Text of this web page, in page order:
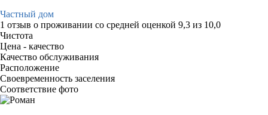
Частный дом
1 отзыв о проживании со средней оценкой 9,3 из 10,0
Чистота
Цена - качество
Качество обслуживания
Расположение
Своевременность заселения
Соответствие фото